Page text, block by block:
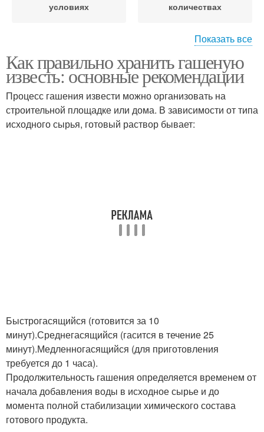
условиях
количествах
Хлорная известь Известь без потери
Извести при хранении Известь на улице
Показать все
Как правильно хранить гашеную
известь: основные рекомендации
Процесс гашения извести можно организовать на
строительной площадке или дома. В зависимости от типа
исходного сырья, готовый раствор бывает:
Быстрогасящийся (готовится за 10
минут).Среднегасящийся (гасится в течение 25
минут).Медленногасящийся (для приготовления
требуется до 1 часа).
Продолжительность гашения определяется временем от
начала добавления воды в исходное сырье и до
момента полной стабилизации химического состава
готового продукта.